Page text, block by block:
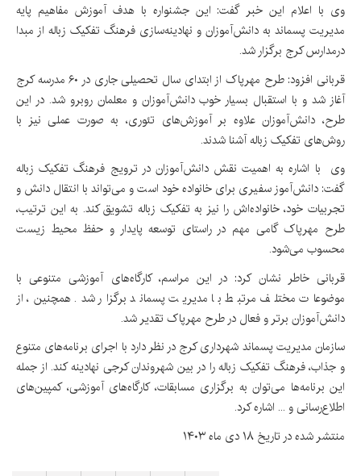
وی با اعلام این خبر گفت: این جشنواره با هدف آموزش مفاهیم پایه
مدیریت پسماند به دانش‌آموزان و نهادینه‌سازی فرهنگ تفکیک زباله از مبدا
درمدارس کرج برگزار شد.
قربانی افزود: طرح مهرپاک از ابتدای سال تحصیلی جاری در ۶۰ مدرسه کرج
آغاز شد و با استقبال بسیار خوب دانش‌آموزان و معلمان روبرو شد. در این
طرح، دانش‌آموزان علاوه بر آموزش‌های تئوری، به صورت عملی نیز با
روش‌های تفکیک زباله آشنا شدند.
وی با اشاره به اهمیت نقش دانش‌آموزان در ترویج فرهنگ تفکیک زباله
گفت: دانش‌آموز سفیری برای خانواده خود است و می‌تواند با انتقال دانش و
تجربیات خود، خانواده‌اش را نیز به تفکیک زباله تشویق کند. به این ترتیب،
طرح مهرپاک گامی مهم در راستای توسعه پایدار و حفظ محیط زیست
محسوب می‌شود.
قربانی خاطر نشان کرد: در این مراسم، کارگاه‌های آموزشی متنوعی با
موضوعات مختلف مرتبط با مدیریت پسماند برگزار شد. همچنین، از
دانش‌آموزان برتر و فعال در طرح مهرپاک تقدیر شد.
سازمان مدیریت پسماند شهرداری کرج در نظر دارد با اجرای برنامه‌های متنوع
و جذاب، فرهنگ تفکیک زباله را در بین شهروندان کرجی نهادینه کند. از جمله
این برنامه‌ها می‌توان به برگزاری مسابقات، کارگاه‌های آموزشی، کمپین‌های
اطلاع‌رسانی و ... اشاره کرد.
منتشر شده در تاریخ ۱۸ دی ماه ۱۴۰۳